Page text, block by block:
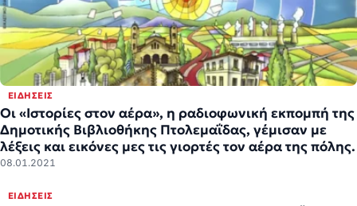
ΕΙΔΉΣΕΙΣ
Οι «Ιστορίες στον αέρα», η ραδιοφωνική εκπομπή της
Δημοτικής Βιβλιοθήκης Πτολεμαΐδας, γέμισαν με
λέξεις και εικόνες μες τις γιορτές τον αέρα της πόλης.
08.01.2021
ΕΙΔΉΣΕΙΣ